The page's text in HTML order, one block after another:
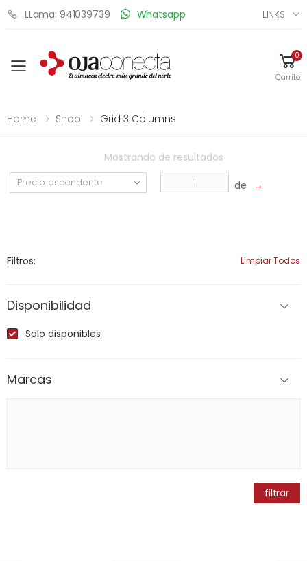
LLama: 941039739 Whatsapp LINKS
Toggle mobile menu
0
Carrito
Home Shop Grid 3 Columns
Mostrando de resultados
de →
Filtros: Limpiar Todos
Disponibilidad
Solo disponibles
Marcas
filtrar